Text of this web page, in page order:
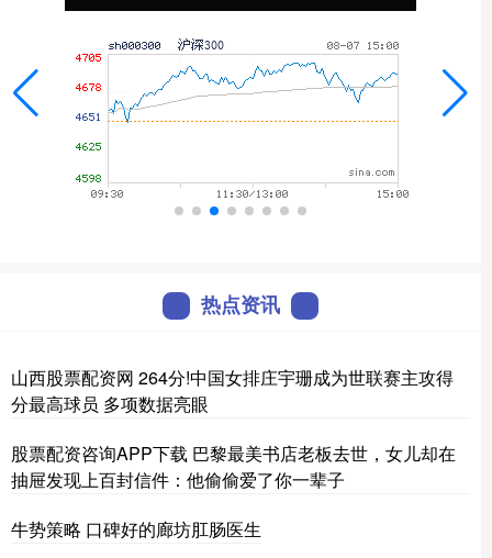
热点资讯
山西股票配资网 264分!中国女排庄宇珊成为世联赛主攻得
分最高球员 多项数据亮眼
股票配资咨询APP下载 巴黎最美书店老板去世，女儿却在
抽屉发现上百封信件：他偷偷爱了你一辈子
牛势策略 口碑好的廊坊肛肠医生